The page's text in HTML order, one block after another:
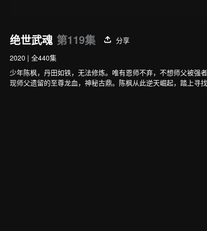
绝世武魂 第119集
分享
2020 | 全440集
少年陈枫，丹田如铁，无法修炼。唯有恩师不弃，不想师父被强
现师父遗留的至尊龙血，神秘古鼎。陈枫从此逆天崛起，踏上寻